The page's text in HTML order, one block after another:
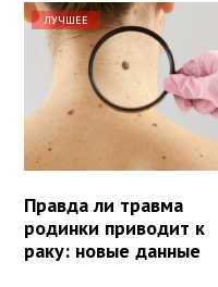
ЛУЧШЕЕ
Правда ли травма
родинки приводит к
раку: новые данные